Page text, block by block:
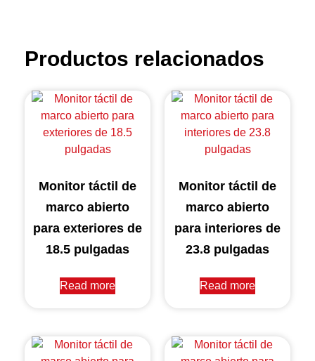
Productos relacionados
Monitor táctil de
marco abierto
para exteriores de
18.5 pulgadas
Read more
Monitor táctil de
marco abierto
para interiores de
23.8 pulgadas
Read more